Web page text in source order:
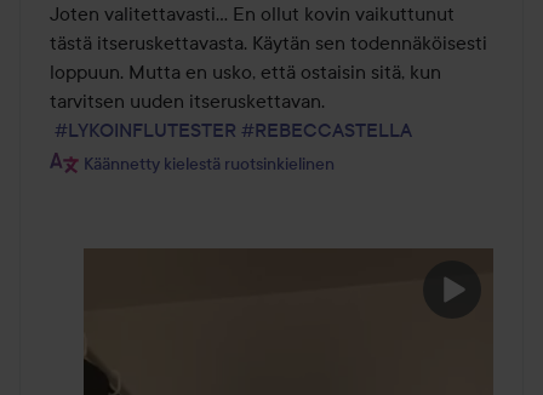
Joten valitettavasti… En ollut kovin vaikuttunut
tästä itseruskettavasta. Käytän sen todennäköisesti
loppuun. Mutta en usko, että ostaisin sitä, kun
tarvitsen uuden itseruskettavan.
#LYKOINFLUTESTER #REBECCASTELLA
Käännetty kielestä ruotsinkielinen